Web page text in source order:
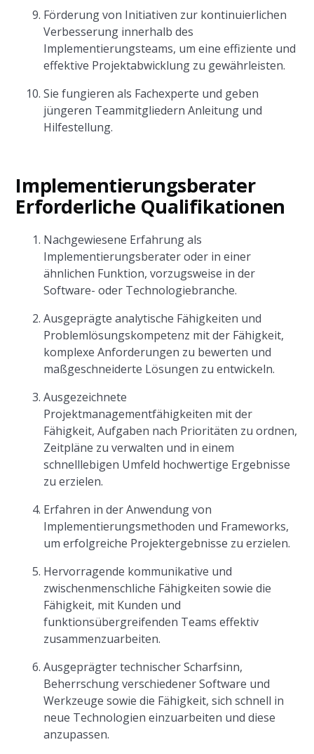
Förderung von Initiativen zur kontinuierlichen
Verbesserung innerhalb des
Implementierungsteams, um eine effiziente und
effektive Projektabwicklung zu gewährleisten.
Sie fungieren als Fachexperte und geben
jüngeren Teammitgliedern Anleitung und
Hilfestellung.
Implementierungsberater
Erforderliche Qualifikationen
Nachgewiesene Erfahrung als
Implementierungsberater oder in einer
ähnlichen Funktion, vorzugsweise in der
Software- oder Technologiebranche.
Ausgeprägte analytische Fähigkeiten und
Problemlösungskompetenz mit der Fähigkeit,
komplexe Anforderungen zu bewerten und
maßgeschneiderte Lösungen zu entwickeln.
Ausgezeichnete
Projektmanagementfähigkeiten mit der
Fähigkeit, Aufgaben nach Prioritäten zu ordnen,
Zeitpläne zu verwalten und in einem
schnelllebigen Umfeld hochwertige Ergebnisse
zu erzielen.
Erfahren in der Anwendung von
Implementierungsmethoden und Frameworks,
um erfolgreiche Projektergebnisse zu erzielen.
Hervorragende kommunikative und
zwischenmenschliche Fähigkeiten sowie die
Fähigkeit, mit Kunden und
funktionsübergreifenden Teams effektiv
zusammenzuarbeiten.
Ausgeprägter technischer Scharfsinn,
Beherrschung verschiedener Software und
Werkzeuge sowie die Fähigkeit, sich schnell in
neue Technologien einzuarbeiten und diese
anzupassen.